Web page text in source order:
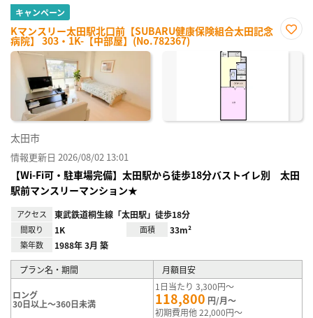
キャンペーン
Kマンスリー太田駅北口前【SUBARU健康保険組合太田記念
病院】 303・1K-【中部屋】(No.782367)
に入
太田市
情報更新日 2026/08/02 13:01
【Wi-Fi可・駐車場完備】太田駅から徒歩18分バストイレ別 太田
駅前マンスリーマンション★
アクセス 東武鉄道桐生線「太田駅」徒歩18分
間取り 1K 面積 33m²
築年数 1988年 3月 築
プラン名・期間 月額目安
ロング
30日以上～360日未満
1日当たり 3,300円～
118,800 円/月～
初期費用他 22,000円～